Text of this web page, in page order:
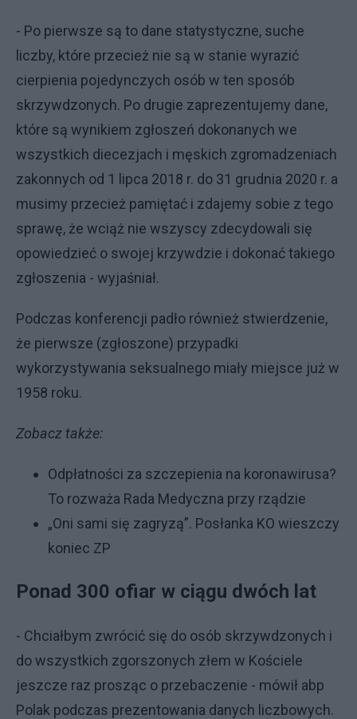
- Po pierwsze są to dane statystyczne, suche
liczby, które przecież nie są w stanie wyrazić
cierpienia pojedynczych osób w ten sposób
skrzywdzonych. Po drugie zaprezentujemy dane,
które są wynikiem zgłoszeń dokonanych we
wszystkich diecezjach i męskich zgromadzeniach
zakonnych od 1 lipca 2018 r. do 31 grudnia 2020 r. a
musimy przecież pamiętać i zdajemy sobie z tego
sprawę, że wciąż nie wszyscy zdecydowali się
opowiedzieć o swojej krzywdzie i dokonać takiego
zgłoszenia - wyjaśniał.
Podczas konferencji padło również stwierdzenie,
że pierwsze (zgłoszone) przypadki
wykorzystywania seksualnego miały miejsce już w
1958 roku.
Zobacz także:
Odpłatności za szczepienia na koronawirusa?
To rozważa Rada Medyczna przy rządzie
„Oni sami się zagryzą”. Posłanka KO wieszczy
koniec ZP
Ponad 300 ofiar w ciągu dwóch lat
- Chciałbym zwrócić się do osób skrzywdzonych i
do wszystkich zgorszonych złem w Kościele
jeszcze raz prosząc o przebaczenie - mówił abp
Polak podczas prezentowania danych liczbowych.